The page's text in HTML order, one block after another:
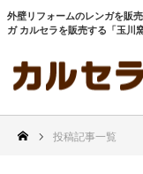
外壁リフォームのレンガを販
ガ カルセラを販売する「玉川
投稿記事一覧